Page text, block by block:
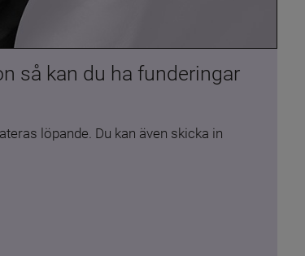
så kan du ha funderingar
löpande. Du kan även skicka in